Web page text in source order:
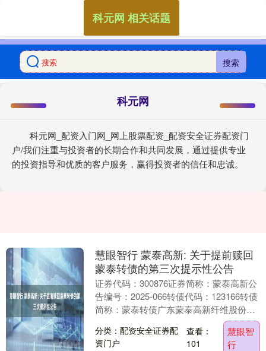
搜索
科元网
科元网_配资入门网_网上股票配资_配资安全证券配资门
户/我们注重与投资者的长期合作和共同发展，通过提供专业
的投资指导和优质的客户服务，赢得投资者的信任和忠诚。
科元网 相关话题
慧眼智行 蒙泰高新: 关于提前赎回
蒙泰转债的第三次提示性公告
证券代码：300876证券简称：蒙泰高新公
告编号：2025-066转债代码：123166转债
简称：蒙泰转债广东蒙泰高新纤维股份有
限公司本公司及董事会全体成员保证....
分类：配资安全证券配
资门户
查看：
101
慧眼智
行